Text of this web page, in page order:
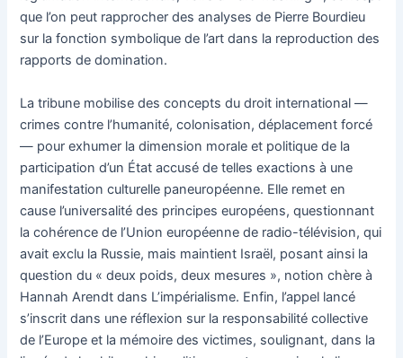
que l’on peut rapprocher des analyses de Pierre Bourdieu
sur la fonction symbolique de l’art dans la reproduction des
rapports de domination.
La tribune mobilise des concepts du droit international —
crimes contre l’humanité, colonisation, déplacement forcé
— pour exhumer la dimension morale et politique de la
participation d’un État accusé de telles exactions à une
manifestation culturelle paneuropéenne. Elle remet en
cause l’universalité des principes européens, questionnant
la cohérence de l’Union européenne de radio-télévision, qui
avait exclu la Russie, mais maintient Israël, posant ainsi la
question du « deux poids, deux mesures », notion chère à
Hannah Arendt dans L’impérialisme. Enfin, l’appel lancé
s’inscrit dans une réflexion sur la responsabilité collective
de l’Europe et la mémoire des victimes, soulignant, dans la